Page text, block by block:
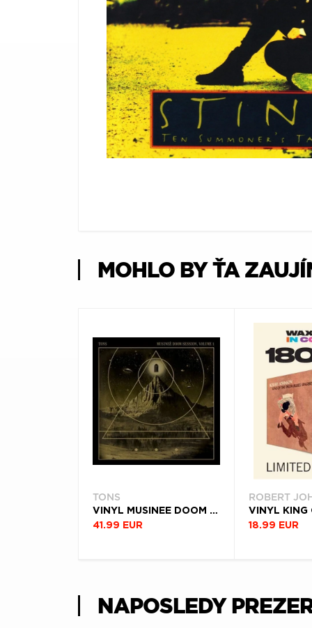
MOHLO BY ŤA
TONS
VINYL MUSINEE DOOM SESSION VOL.1
41.99 EUR
ROBERT
18.99 EUR
NAPOSLEDY